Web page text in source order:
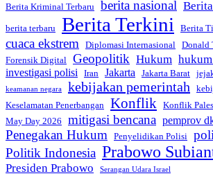
Berita Kriminal Terbaru berita nasional
berita terbaru Berita Terkini Berita
cuaca ekstrem Diplomasi Internasional Donald
Forensik Digital Geopolitik Hukum
investigasi polisi Iran Jakarta Jakarta Barat
keamanan negara
kebijakan pemerintah
Keselamatan Penerbangan Konflik Konflik
May Day 2026 mitigasi bencana pemprov
Penegakan Hukum Penyelidikan Polisi
Politik Indonesia Prabowo
Presiden Prabowo Serangan Udara Israel